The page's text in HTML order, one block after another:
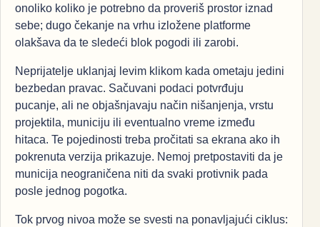
onoliko koliko je potrebno da proveriš prostor iznad
sebe; dugo čekanje na vrhu izložene platforme
olakšava da te sledeći blok pogodi ili zarobi.
Neprijatelje uklanjaj levim klikom kada ometaju jedini
bezbedan pravac. Sačuvani podaci potvrđuju
pucanje, ali ne objašnjavaju način nišanjenja, vrstu
projektila, municiju ili eventualno vreme između
hitaca. Te pojedinosti treba pročitati sa ekrana ako ih
pokrenuta verzija prikazuje. Nemoj pretpostaviti da je
municija neograničena niti da svaki protivnik pada
posle jednog pogotka.
Tok prvog nivoa može se svesti na ponavljajući ciklus: